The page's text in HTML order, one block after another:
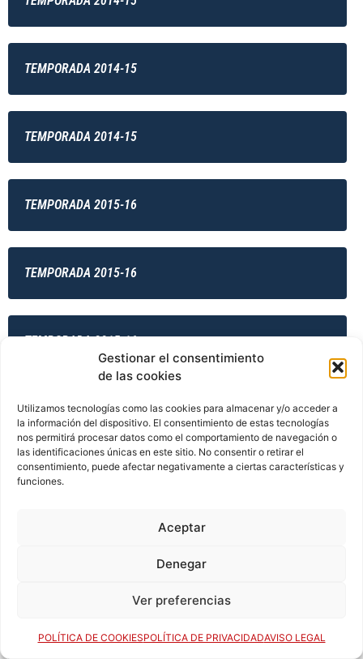
Gestionar el consentimiento
de las cookies
Utilizamos tecnologías como las cookies para almacenar y/o acceder a
la información del dispositivo. El consentimiento de estas tecnologías
nos permitirá procesar datos como el comportamiento de navegación o
las identificaciones únicas en este sitio. No consentir o retirar el
consentimiento, puede afectar negativamente a ciertas características y
funciones.
Aceptar
Denegar
Ver preferencias
POLÍTICA DE COOKIESPOLÍTICA DE PRIVACIDADAVISO LEGAL
TEMPORADA 2014-15
TEMPORADA 2014-15
TEMPORADA 2015-16
TEMPORADA 2015-16
TEMPORADA 2015-16
TEMPORADA 2015-16
TEMPORADA 2015-16